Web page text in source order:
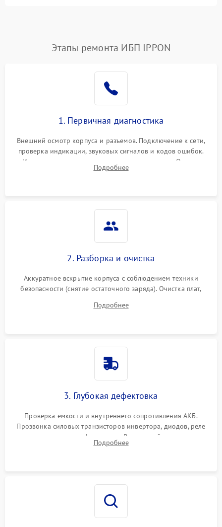
Этапы ремонта ИБП IPPON
1. Первичная диагностика
Внешний осмотр корпуса и разъемов. Подключение к сети,
проверка индикации, звуковых сигналов и кодов ошибок.
Измерение входного и выходного напряжения. Оценка
реакции ИБП на отключение основного питания без
Подробнее
2. Разборка и очистка
Аккуратное вскрытие корпуса с соблюдением техники
безопасности (снятие остаточного заряда). Очистка плат,
и кистей для предотвращения перегрева и замыканий.
Подробнее
3. Глубокая дефектовка
Проверка емкости и внутреннего сопротивления АКБ.
Прозвонка силовых транзисторов инвертора, диодов, реле
переключения и трансформатора. Визуальный поиск вздутых
конденсаторов и прогаров на печатной плате.
Подробнее